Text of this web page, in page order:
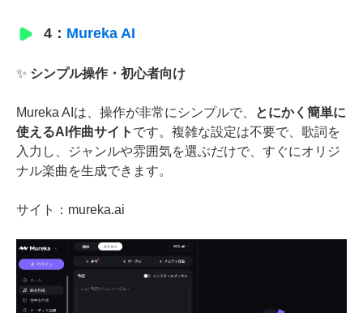
4： Mureka AI
✨ シンプル操作・初心者向け
Mureka AIは、操作が非常にシンプルで、
とにかく簡単に
使えるAI作曲サイト です。複雑な設定は不要で、歌詞を
入力し、ジャンルや雰囲気を選ぶだけで、すぐにオリジ
ナル楽曲を生成できます。
サイト：mureka.ai